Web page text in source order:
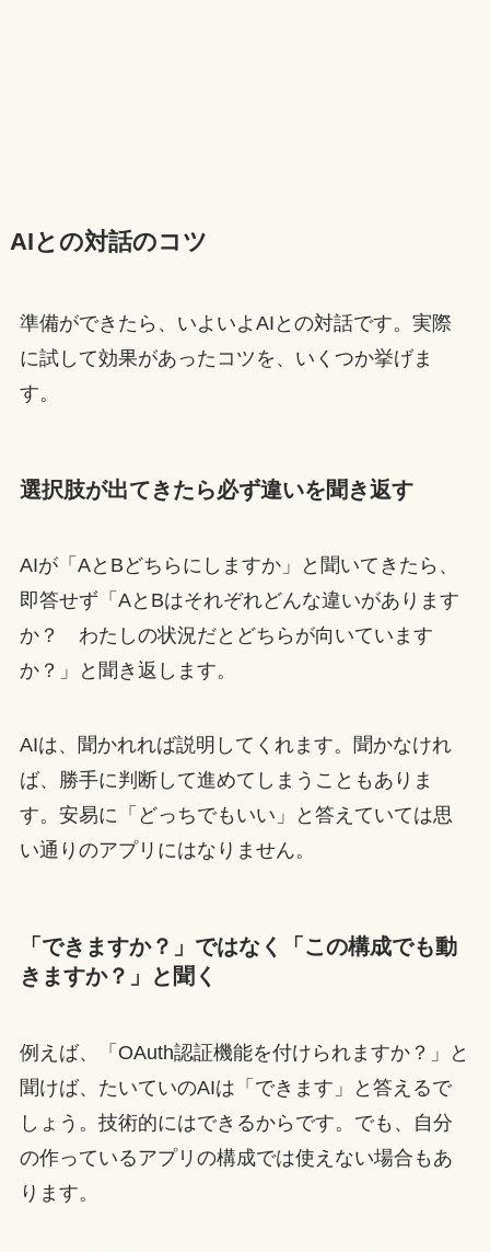
AIとの対話のコツ
準備ができたら、いよいよAIとの対話です。実際
に試して効果があったコツを、いくつか挙げま
す。
選択肢が出てきたら必ず違いを聞き返す
AIが「AとBどちらにしますか」と聞いてきたら、
即答せず「AとBはそれぞれどんな違いがあります
か？ わたしの状況だとどちらが向いています
か？」と聞き返します。
AIは、聞かれれば説明してくれます。聞かなけれ
ば、勝手に判断して進めてしまうこともありま
す。安易に「どっちでもいい」と答えていては思
い通りのアプリにはなりません。
「できますか？」ではなく「この構成でも動
きますか？」と聞く
例えば、「OAuth認証機能を付けられますか？」と
聞けば、たいていのAIは「できます」と答えるで
しょう。技術的にはできるからです。でも、自分
の作っているアプリの構成では使えない場合もあ
ります。